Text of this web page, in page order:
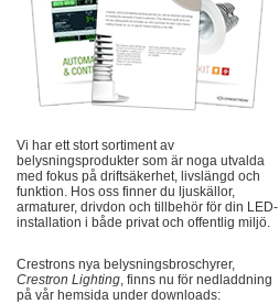
Vi har ett stort sortiment av
belysningsprodukter som är noga utvalda
med fokus på driftsäkerhet, livslängd och
funktion. Hos oss finner du ljuskällor,
armaturer, drivdon och tillbehör för din LED-
installation i både privat och offentlig miljö.
Crestrons nya belysningsbroschyrer,
Crestron Lighting , finns nu för nedladdning
på vår hemsida under downloads: